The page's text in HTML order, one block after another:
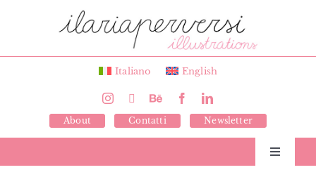
Italiano English
About Contatti Newsletter
Toggle